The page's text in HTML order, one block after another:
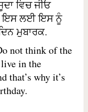
ਵਿਚ ਜੀਓ
ਇਸ ਲਈ ਇਸ ਨੂੰ
ਮੁਬਾਰਕ.
not think of the
in the
that’s why it’s